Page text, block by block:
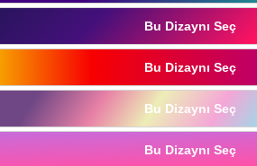
Bu Dizaynı Seç
Bu Dizaynı Seç
Bu Dizaynı Seç
Bu Dizaynı Seç